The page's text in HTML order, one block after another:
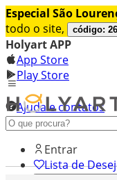
Especial São
todo o site,
código:
Holyart APP
App Store
Play Store
Ajuda e contatos
Conheça premium
Entrar
Lista de